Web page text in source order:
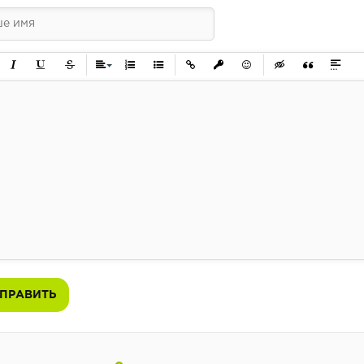
КурсивПодчеркнутый
ЗачеркнутыйВыравнивание
Нумерованный список
Маркированный список
Вставить ссылку
Вставить защищенную
Вставить смайлик
Вставка скрытого
Вставка